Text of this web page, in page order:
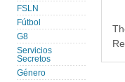
FSLN
Fútbol
G8
Servicios
Secretos
Género